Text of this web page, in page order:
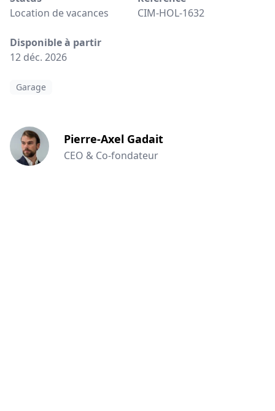
Location de vacances
CIM-HOL-1632
Disponible à partir
12 déc. 2026
Garage
Pierre-Axel Gadait
CEO & Co-fondateur